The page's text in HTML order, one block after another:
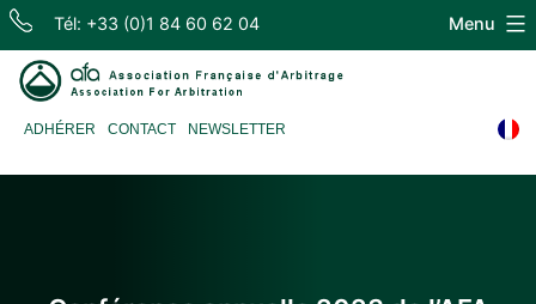
Skip
content
Tél: +33 (0)1 84 60 62 04
d'Arbitrage
ADHÉRER CONTACT NEWSLETTER
Menu